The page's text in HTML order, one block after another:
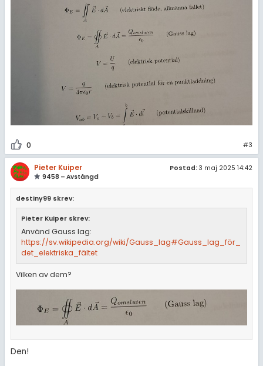
0 #3
Pieter Kuiper
9458 – Avstängd
Postad: 3 maj 2025 14:42
destiny99 skrev:
Pieter Kuiper skrev:
Använd Gauss lag:
https://sv.wikipedia.org/wiki/Gauss_lag#Gauss_lag_för_
det_elektriska_fältet
Vilken av dem?
Den!